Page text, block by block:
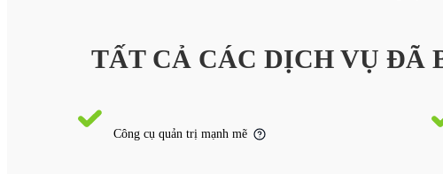
TẤT CẢ CÁC DỊCH VỤ ĐÃ
Công cụ quản trị mạnh mẽ